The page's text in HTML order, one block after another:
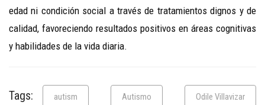
edad ni condición social a través de tratamientos dignos y de
calidad, favoreciendo resultados positivos en áreas cognitivas
y habilidades de la vida diaria.
Tags: autism Autismo Odile Villavizar